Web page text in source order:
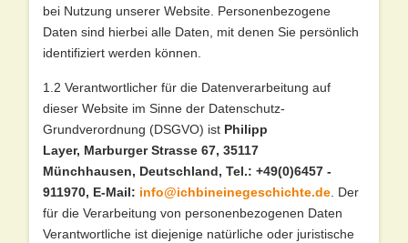
bei Nutzung unserer Website. Personenbezogene
Daten sind hierbei alle Daten, mit denen Sie persönlich
identifiziert werden können.
1.2 Verantwortlicher für die Datenverarbeitung auf
dieser Website im Sinne der Datenschutz-
Grundverordnung (DSGVO) ist Philipp
Layer, Marburger Strasse 67, 35117
Münchhausen, Deutschland, Tel.: +49(0)6457 -
911970, E-Mail: info@ichbineinegeschichte.de. Der
für die Verarbeitung von personenbezogenen Daten
Verantwortliche ist diejenige natürliche oder juristische